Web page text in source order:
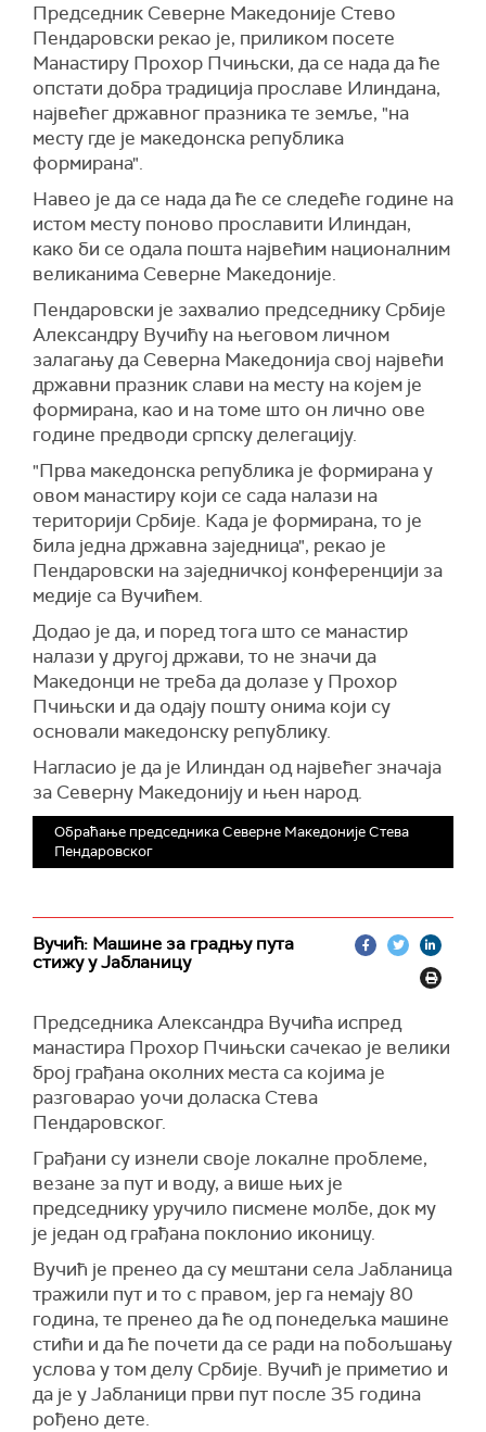
Председник Северне Македоније Стево
Пендаровски рекао је, приликом посете
Манастиру Прохор Пчињски, да се нада да ће
опстати добра традиција прославе Илиндана,
највећег државног празника те земље, "на
месту где је македонска република
формирана".
Навео је да се нада да ће се следеће године на
истом месту поново прославити Илиндан,
како би се одала пошта највећим националним
великанима Северне Македоније.
Пендаровски је захвалио председнику Србије
Александру Вучићу на његовом личном
залагању да Северна Македонија свој највећи
државни празник слави на месту на којем је
формирана, као и на томе што он лично ове
године предводи српску делегацију.
"Прва македонска република је формирана у
овом манастиру који се сада налази на
територији Србије. Када је формирана, то је
била једна државна заједница", рекао је
Пендаровски на заједничкој конференцији за
медије са Вучићем.
Додао је да, и поред тога што се манастир
налази у другој држави, то не значи да
Македонци не треба да долазе у Прохор
Пчињски и да одају пошту онима који су
основали македонску републику.
Нагласио је да је Илиндан од највећег значаја
за Северну Македонију и њен народ.
Обраћање председника Северне Македоније Стева
Пендаровског
Вучић: Машине за градњу пута
стижу у Јабланицу
Председника Александра Вучића испред
манастира Прохор Пчињски сачекао је велики
број грађана околних места са којима је
разговарао уочи доласка Стева
Пендаровског.
Грађани су изнели своје локалне проблеме,
везане за пут и воду, а више њих је
председнику уручило писмене молбе, док му
је један од грађана поклонио иконицу.
Вучић је пренео да су мештани села Јабланица
тражили пут и то с правом, јер га немају 80
година, те пренео да ће од понедељка машине
стићи и да ће почети да се ради на побољшању
услова у том делу Србије. Вучић је приметио и
да је у Јабланици први пут после 35 година
рођено дете.